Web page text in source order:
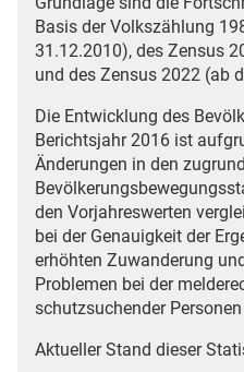
Basis der Volkszählung
31.12.2010), des Zensus
und des Zensus 2022 (ab
Die Entwicklung des
Berichtsjahr 2016 ist
Änderungen in den
den Vorjahreswerten
bei der Genauigkeit der
erhöhten Zuwanderung
Problemen bei der
schutzsuchender
Aktueller Stand dieser